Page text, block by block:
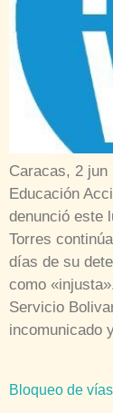
Caracas, 2 jun
Educación
denunció este
Torres
días de su
como
Servicio
incomunicado
Bloqueo de